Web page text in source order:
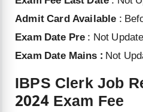
Admit Card Available :
Exam Date Pre : Not
Exam Date Mains : Not
IBPS Clerk Job
2024 Exam Fee